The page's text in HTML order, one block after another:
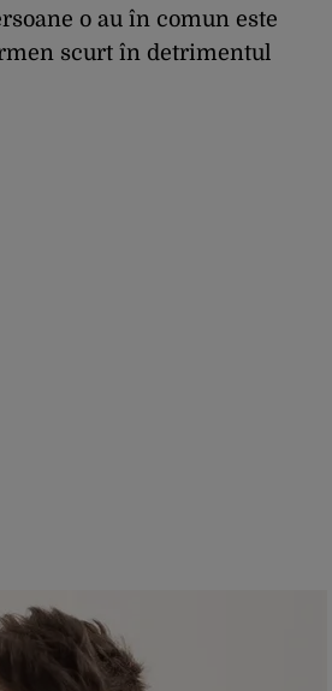
o au în comun este
scurt în detrimentul